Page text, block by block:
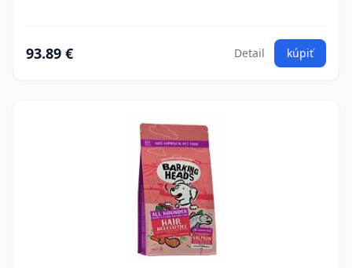
93.89 € Detail kúpiť